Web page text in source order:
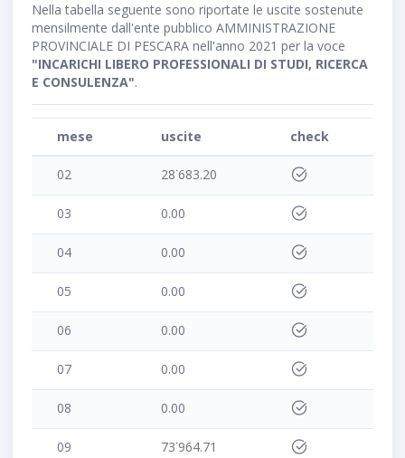
Nella tabella seguente sono riportate le uscite sostenute
mensilmente dall'ente pubblico AMMINISTRAZIONE
PROVINCIALE DI PESCARA nell'anno 2021 per la voce
"INCARICHI LIBERO PROFESSIONALI DI STUDI, RICERCA
E CONSULENZA".
mese uscite check
02 28˙683.20
03 0.00
04 0.00
05 0.00
06 0.00
07 0.00
08 0.00
09 73˙964.71